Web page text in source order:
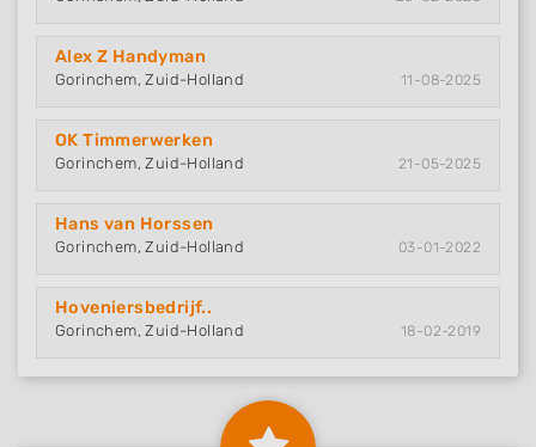
Alex Z Handyman
Gorinchem, Zuid-Holland 11-08-2025
OK Timmerwerken
Gorinchem, Zuid-Holland 21-05-2025
Hans van Horssen
Gorinchem, Zuid-Holland 03-01-2022
Hoveniersbedrijf..
Gorinchem, Zuid-Holland 18-02-2019